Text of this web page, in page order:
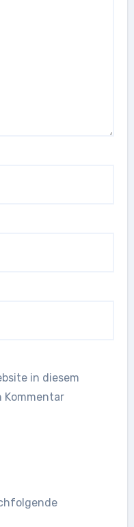
in diesem
Kommentar